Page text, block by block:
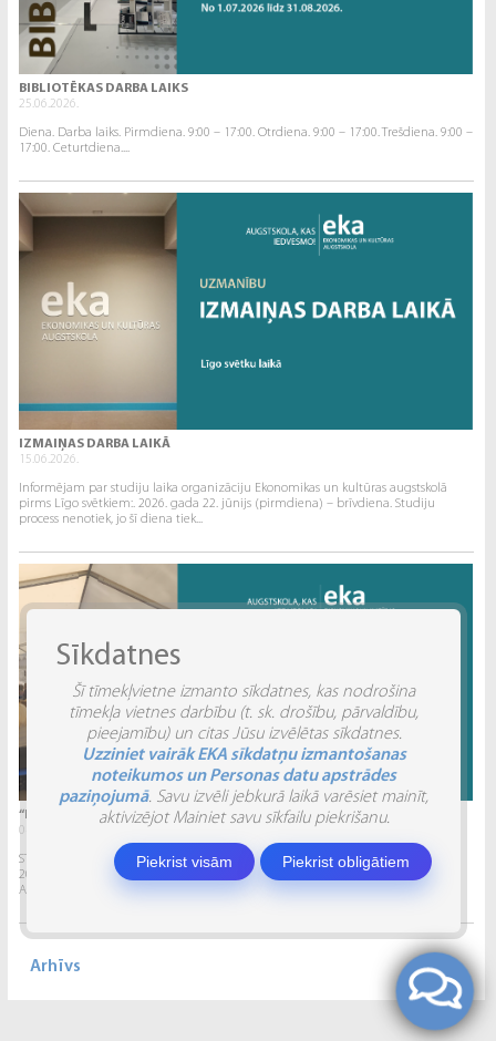
BIBLIOTĒKAS DARBA LAIKS
25.06.2026.
Diena. Darba laiks. Pirmdiena. 9:00 – 17:00. Otrdiena. 9:00 – 17:00. Trešdiena. 9:00 –
17:00. Ceturtdiena....
IZMAIŅAS DARBA LAIKĀ
15.06.2026.
Informējam par studiju laika organizāciju Ekonomikas un kultūras augstskolā
pirms Līgo svētkiem:. 2026. gada 22. jūnijs (pirmdiena) – brīvdiena. Studiju
process nenotiek, jo šī diena tiek...
“INVENTIO 2026” ATSKATS
04.06.2026.
STUDĒJOŠO STARPTAUTISKĀ ZINĀTNISKI PRAKTISKĀ KONFERENCE “INVENTIO 2026”.
2026. gada 29. un 30. maijā Ekonomikas un kultūras augstskola sadarbībā ar
Alberta Koledžu organizēja Studējošo...
Arhīvs
Sīkdatnes
Šī tīmekļvietne izmanto sīkdatnes, kas nodrošina
tīmekļa vietnes darbību (t. sk. drošību, pārvaldību,
pieejamību) un citas Jūsu izvēlētas sīkdatnes.
Uzziniet vairāk EKA sīkdatņu izmantošanas
noteikumos un Personas datu apstrādes
paziņojumā. Savu izvēli jebkurā laikā varēsiet mainīt,
aktivizējot Mainiet savu sīkfailu piekrišanu.
Piekrist visām Piekrist obligātiem